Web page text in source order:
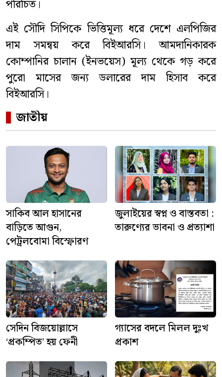
পরিচিত।
এই সৌদি সিপিকে ভিত্তিমূল্য ধরে দেশে এলপিজির
দাম সমন্বয় করে বিইআরসি। আমদানিকারক
কোম্পানির চালান (ইনভয়েস) মূল্য থেকে গড় করে
পুরো মাসের জন্য ডলারের দাম হিসাব করে
বিইআরসি।
জাতীয়
সাকিব আল হাসানের
বাড়িতে আগুন,
পেট্রলবোমা বিস্ফোরণ
জুলাইয়ের স্বপ্ন ও বাস্তবতা :
তারুণ্যের ভাবনা ও প্রত্যাশা
সেদিন বিজয়োল্লাসে
‘প্রকম্পিত’ হয় ফেনী
গ্যাসের বদলে মিলল দুঃখ
প্রকাশ